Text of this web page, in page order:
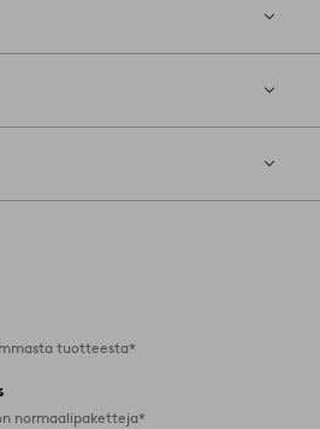
tuotteesta*
normaalipaketteja*